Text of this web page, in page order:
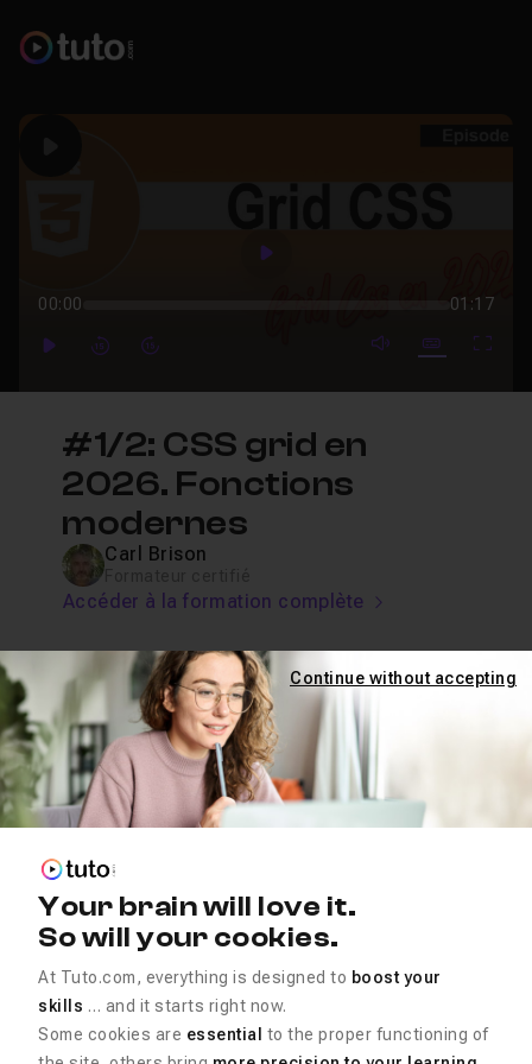
Play
00:00 01:17
PlayForwardForward mute video
Subtitles
#1/2: CSS grid en
2026. Fonctions
modernes
Carl Brison
Accéder à la formation complète